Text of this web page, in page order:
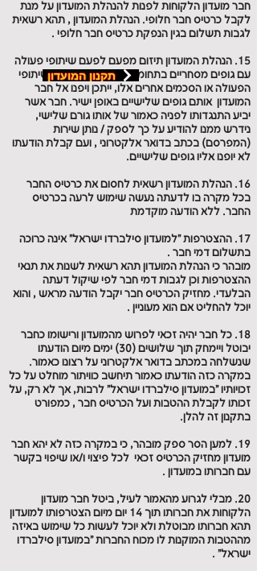
חבר מועדון הלקוחות לפנות להנהלת המועדון על מנת
לקבל כרטיס חבר חלופי. הנהלת המועדון , תהא רשאית
לגבות תשלום בגין הנפקת כרטיס חבר חלופי .
15. הנהלת המועדון תיזום מפעם לפעם שיתופי פעולה
עם גופים מסחריים בתחומים מגוונים ובמסגרת שיתופי
הפעולה או הסכמים אחרים אלו, ייתכן ויפנו אל חבר
המועדון אותם גופים שלישיים באופן ישיר. חבר אשר
יביע התנגדותו לפניה כאמור של אותו גורם שלישי,
נידרש ממנו להודיע על כך לספק / נותן שירות
(המפרסם) בכתב בדואר אלקטרוני , ועם קבלת הודעתו
לא יופנו אליו גופים שלישיים.
16. הנהלת המועדון רשאית לחסום את כרטיס החבר
בכל מקרה בו לדעתה נעשה שימוש לרעה בכרטיס
החבר. ללא הודעה מוקדמת
17. ההצטרפות "למועדון סילברדו ישראל" אינה כרוכה
בתשלום דמי חבר .
מובהר כי הנהלת המועדון תהא רשאית לשנות את תנאי
ההצטרפות וכן לגבות דמי חבר לפי שיקול דעתה
הבלעדי. מחזיק הכרטיס חבר יקבל הודעה מראש , והוא
יוכל להחליט אם הוא מעוניין .
18. כל חבר יהיה זכאי לפרוש מהמועדון ורישומו כחבר
יבוטל ויימחק תוך שלושים (30) ימים מיום הודעתו
שנשלחה במכתב בדואר אלקטרוני על רצונו כאמור.
במקרה כזה הודעתו כאמור תיחשב כוויתור מוחלט על כל
זכויותיו "במועדון סילברדו ישראל" לרבות, אך לא רק, על
זכותו לקבלת ההטבות ועל הכרטיס חבר , כמפורט
בתקנון זה להלן.
19. למען הסר ספק מובהר, כי במקרה כזה לא יהא חבר
מועדון מחזיק הכרטיס זכאי לכל פיצוי ו/או שיפוי בקשר
עם חברותו במועדון .
20. מבלי לגרוע מהאמור לעיל, ביטל חבר מועדון
הלקוחות את חברותו תוך 14 יום מיום הצטרפותו למועדון
תהא חברותו מבוטלת ולא יוכל לעשות כל שימוש באיזה
מההטבות המוקנות לו מכוח החברות "במועדון סילברדו
ישראל" .
תקנון המועדון